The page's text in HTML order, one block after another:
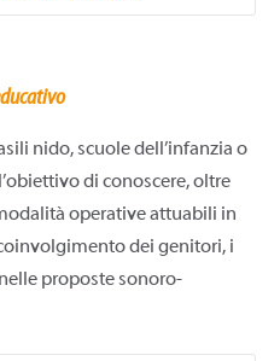
nido, scuole dell’infanzia o
di conoscere, oltre
operative attuabili in
dei genitori, i
proposte sonoro-